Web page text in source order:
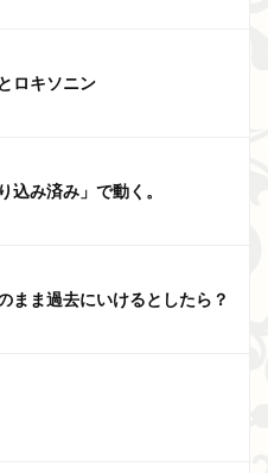
ロキソニン
込み済み」で動く。
まま過去にいけるとしたら？